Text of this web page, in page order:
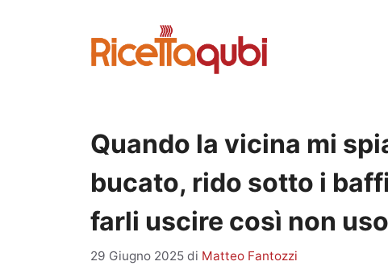
Quando la vicina mi
bucato, rido sotto i
farli uscire così non
29 Giugno 2025 di Matteo Fantozzi